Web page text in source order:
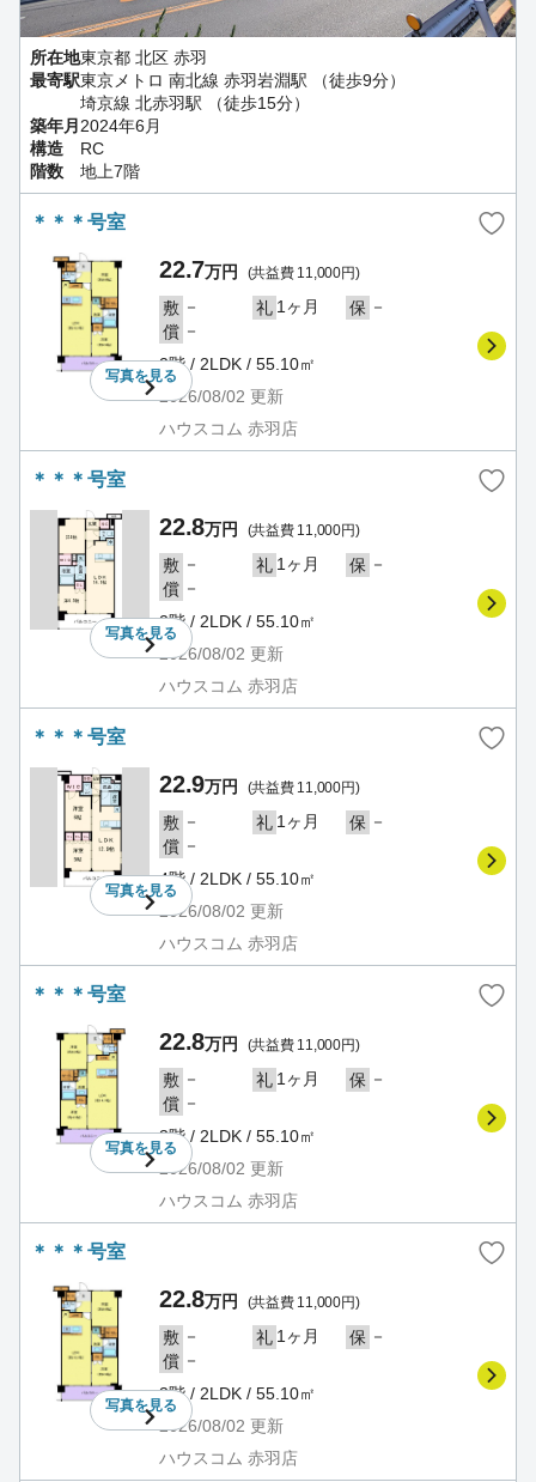
所在地東京都 北区 赤羽
最寄駅東京メトロ 南北線 赤羽岩淵駅 （徒歩9分）
埼京線 北赤羽駅 （徒歩15分）
築年月 2024年6月
構造
RC
階数
地上7階
＊＊＊号室
写真を見る
22.7万円 (共益費 11,000円)
敷 － 礼 1ヶ月 保 －
償 －
2階 / 2LDK / 55.10㎡
2026/08/02 更新
ハウスコム 赤羽店
＊＊＊号室
写真を見る
22.8万円 (共益費 11,000円)
敷 － 礼 1ヶ月 保 －
償 －
2階 / 2LDK / 55.10㎡
2026/08/02 更新
ハウスコム 赤羽店
＊＊＊号室
写真を見る
22.9万円 (共益費 11,000円)
敷 － 礼 1ヶ月 保 －
償 －
4階 / 2LDK / 55.10㎡
2026/08/02 更新
ハウスコム 赤羽店
＊＊＊号室
写真を見る
22.8万円 (共益費 11,000円)
敷 － 礼 1ヶ月 保 －
償 －
3階 / 2LDK / 55.10㎡
2026/08/02 更新
ハウスコム 赤羽店
＊＊＊号室
写真を見る
22.8万円 (共益費 11,000円)
敷 － 礼 1ヶ月 保 －
償 －
3階 / 2LDK / 55.10㎡
2026/08/02 更新
ハウスコム 赤羽店